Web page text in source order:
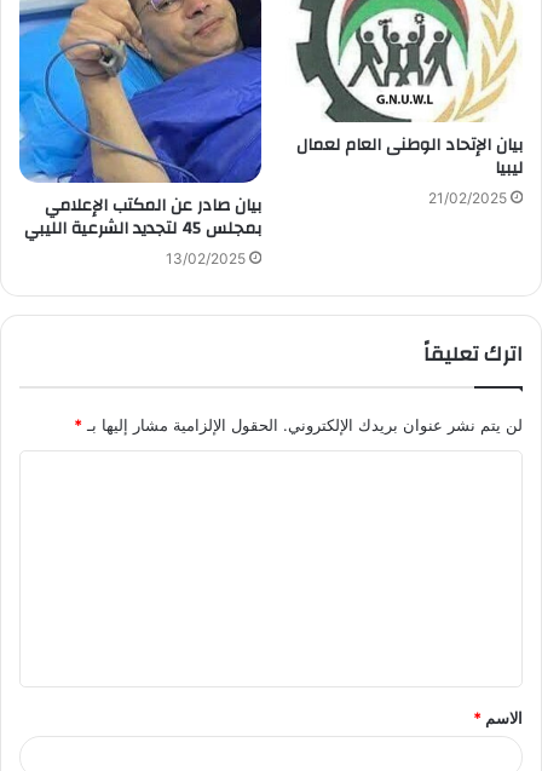
بيان الإتحاد الوطنى العام لعمال
ليبيا
21/02/2025 بيان صادر عن المكتب الإعلامي
بمجلس 45 لتجديد الشرعية الليبي
13/02/2025
اترك تعليقاً
لن يتم نشر عنوان بريدك الإلكتروني. الحقول الإلزامية مشار إليها بـ*
ق
*
الاسم *